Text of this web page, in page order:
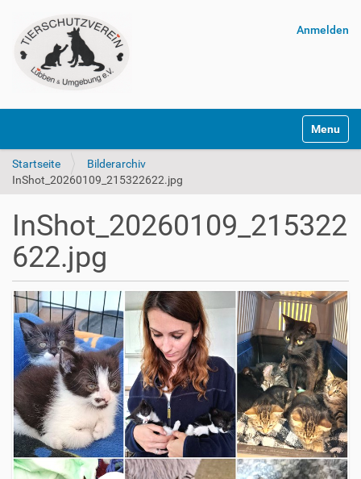
Anmelden
Startseite
Bilderarchiv
InShot_20260109_215322622.jpg
InShot_20260109_215322
622.jpg